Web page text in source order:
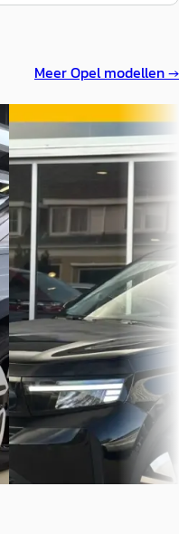
MeerOpelmodellen →
C
Opel Frontera·2025
1.2 Turbo Hybrid GS 145PK
€ 28.900
v.a. € 613/mnd
Marktconform
2025 · 3.682 km · Hybride
Autobedrijf den Hartog
Hellevoetsluis
Bekijk aanbieding →
Vergelijk